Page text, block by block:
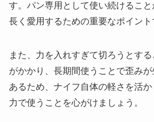
す。パン専用として使い続けるこ
長く愛用するための重要なポイント
また、力を入れすぎて切ろうとす
がかかり、長期間使うことで歪みが
あるため、ナイフ自体の軽さを活
力で使うことを心がけましょう。